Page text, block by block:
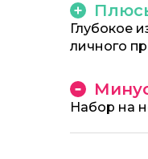
Глубокое
личного
Набор на